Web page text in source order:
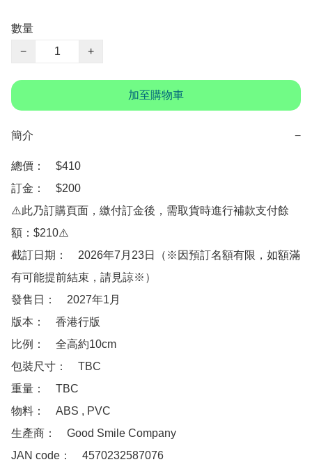
數量
−
+
加至購物車
簡介 −
總價：　$410
訂金：　$200
⚠️此乃訂購頁面，繳付訂金後，需取貨時進行補款支付餘
額：$210⚠️
截訂日期：　2026年7月23日（※因預訂名額有限，如額滿
有可能提前結束，請見諒※）
發售日：　2027年1月
版本：　香港行版
比例：　全高約10cm
包裝尺寸：　TBC
重量：　TBC
物料：　ABS , PVC
生產商：　Good Smile Company
JAN code：　4570232587076